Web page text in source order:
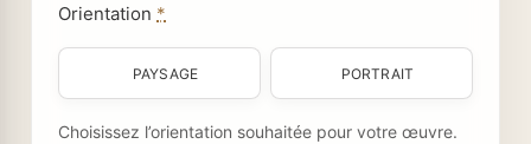
Orientation *
PAYSAGE PORTRAIT
Choisissez l’orientation souhaitée pour votre œuvre.